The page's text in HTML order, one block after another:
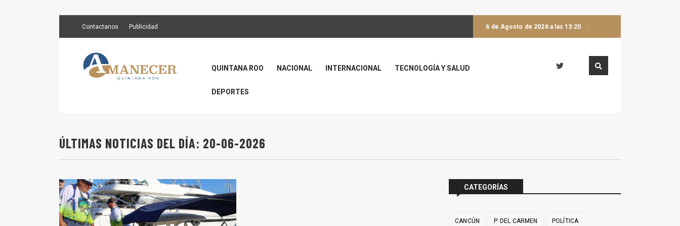
Contactanos Publicidad 6 de Agosto de 2026 a las 13:20
QUINTANA ROO NACIONAL INTERNACIONAL TECNOLOGÍA Y SALUD
DEPORTES
ÚLTIMAS NOTICIAS DEL DÍA: 20-06-2026
CATEGORÍAS
CANCÚN P. DEL CARMEN POLÍTICA